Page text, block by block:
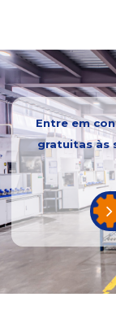
Entre em
gratuitas às